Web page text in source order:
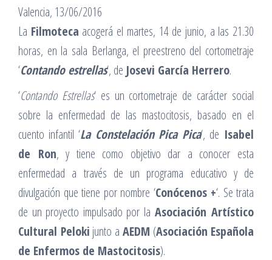
Valencia, 13/06/2016
La Filmoteca acogerá el martes, 14 de junio, a las 21.30
horas, en la sala Berlanga, el preestreno del cortometraje
‘Contando estrellas‘, de Josevi García Herrero.
‘Contando Estrellas‘ es un cortometraje de carácter social
sobre la enfermedad de las mastocitosis, basado en el
cuento infantil ‘La Constelación Pica Pica‘, de Isabel
de Ron, y tiene como objetivo dar a conocer esta
enfermedad a través de un programa educativo y de
divulgación que tiene por nombre ‘Conócenos +‘. Se trata
de un proyecto impulsado por la Asociación Artístico
Cultural Peloki junto a AEDM (Asociación Española
de Enfermos de Mastocitosis).